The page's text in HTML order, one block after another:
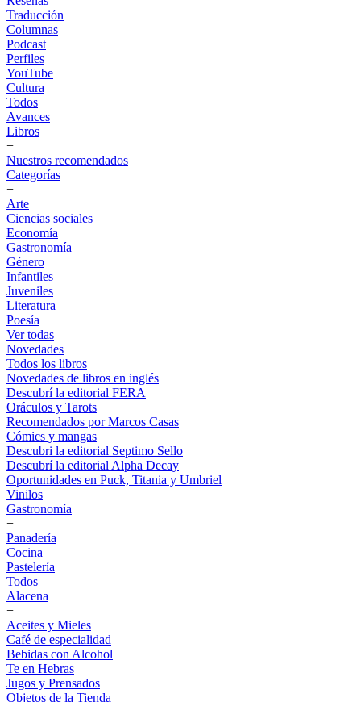
Traducción
Columnas
Podcast
Perfiles
YouTube
Cultura
Todos
Avances
Libros
+
Nuestros recomendados
Categorías
+
Arte
Ciencias sociales
Economía
Gastronomía
Género
Infantiles
Juveniles
Literatura
Poesía
Ver todas
Novedades
Todos los libros
Novedades de libros en inglés
Descubrí la editorial FERA
Oráculos y Tarots
Recomendados por Marcos Casas
Cómics y mangas
Descubri la editorial Septimo Sello
Descubrí la editorial Alpha Decay
Oportunidades en Puck, Titania y Umbriel
Vinilos
Gastronomía
+
Panadería
Cocina
Pastelería
Todos
Alacena
+
Aceites y Mieles
Café de especialidad
Bebidas con Alcohol
Te en Hebras
Jugos y Prensados
Objetos de la Tienda